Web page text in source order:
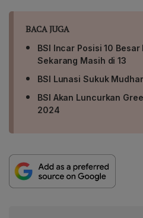
BACA JUGA
BSI Incar Posisi 10
Sekarang Masih di 13
BSI Lunasi Sukuk
BSI Akan Luncurkan
2024